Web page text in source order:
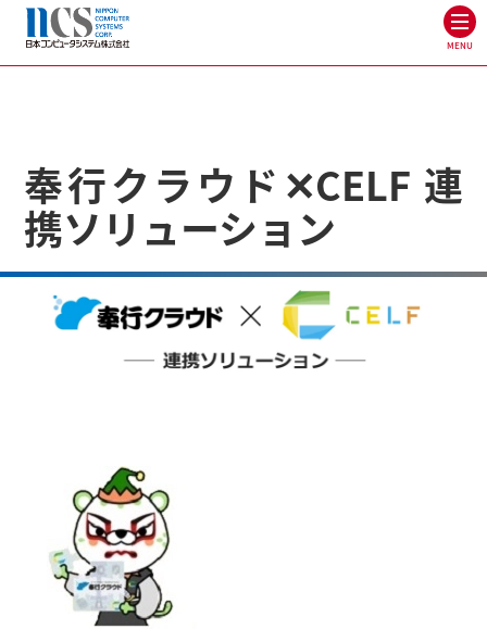
MENU
奉行クラウド✕CELF 連
携ソリューション